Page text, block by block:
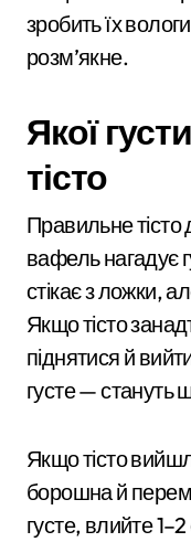
зробить їх
розм’якне.
Якої
тісто
Правильне тісто
вафель нагадує
стікає з ложки,
Якщо тісто
піднятися й
густе — стануть
Якщо тісто
борошна й
густе, влийте